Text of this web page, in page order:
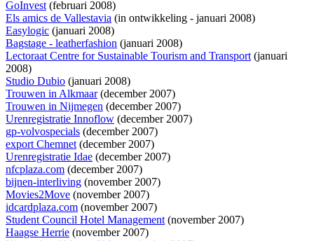
GoInvest(februari 2008)
Els amics de Vallestavia (in ontwikkeling - januari 2008)
Easylogic (januari 2008)
Bagstage - leatherfashion (januari 2008)
Lectoraat Centre for Sustainable Tourism and Transport(januari
2008)
Studio Dubio (januari 2008)
Trouwen in Alkmaar(december 2007)
Trouwen in Nijmegen (december 2007)
Urenregistratie Innoflow (december 2007)
gp-volvospecials (december 2007)
export Chemnet(december 2007)
Urenregistratie Idae (december 2007)
nfcplaza.com (december 2007)
bijnen-interliving (november 2007)
Movies2Move (november 2007)
idcardplaza.com (november 2007)
Student Council Hotel Management(november 2007)
Haagse Herrie (november 2007)